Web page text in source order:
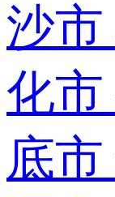
沙市
化市
底市